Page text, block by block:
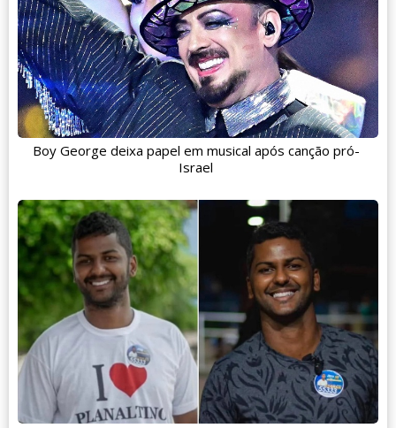
Boy George deixa papel em musical após canção pró-
Israel